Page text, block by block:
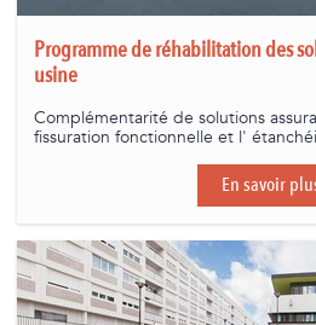
Programme de réhabilitation des
usine
Complémentarité de solutions
fissuration fonctionnelle et l'
En savoir